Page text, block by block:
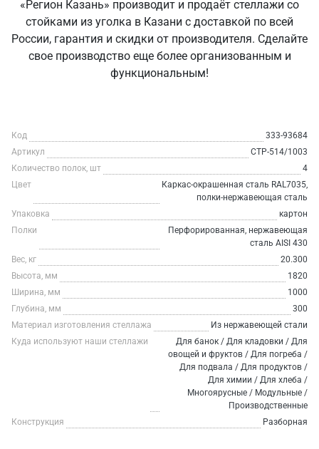
«Регион Казань» производит и продаёт стеллажи со
стойками из уголка в Казани с доставкой по всей
России, гарантия и скидки от производителя. Сделайте
свое производство еще более организованным и
функциональным!
Код
333-93684
Артикул
СТР-514/1003
Количество полок, шт
4
Цвет
Каркас-окрашенная сталь RAL7035,
полки-нержавеющая сталь
Упаковка
картон
Полки
Перфорированная, нержавеющая
сталь AISI 430
Вес, кг
20.300
Высота, мм
1820
Ширина, мм
1000
Глубина, мм
300
Материал изготовления стеллажа
Из нержавеющей стали
Куда используют наши стеллажи
Для банок / Для кладовки / Для
овощей и фруктов / Для погреба /
Для подвала / Для продуктов /
Для химии / Для хлеба /
Многоярусные / Модульные /
Производственные
Конструкция
Разборная